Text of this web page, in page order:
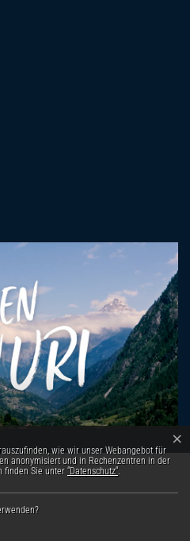
wie wir unser Webangebot für
anonymisiert und in Rechenzentren in der
finden Sie unter “Datenschutz“.
×